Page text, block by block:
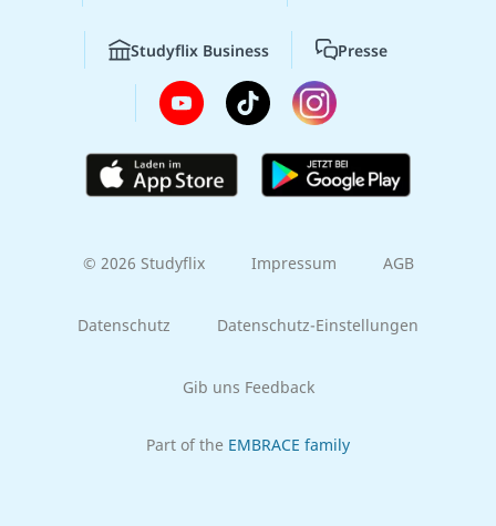
Studyflix Business Presse
© 2026 Studyflix Impressum AGB
Datenschutz Datenschutz-Einstellungen
Gib uns Feedback
Part of the EMBRACE family